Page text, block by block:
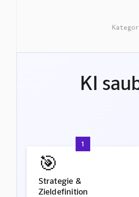
KI
1
🎯
Strategie &
Zieldefinition